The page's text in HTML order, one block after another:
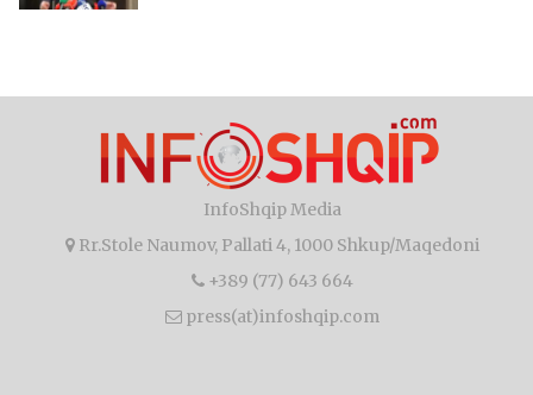
InfoShqip Media
Rr.Stole Naumov, Pallati 4, 1000 Shkup/Maqedoni
+389 (77) 643 664
press(at)infoshqip.com